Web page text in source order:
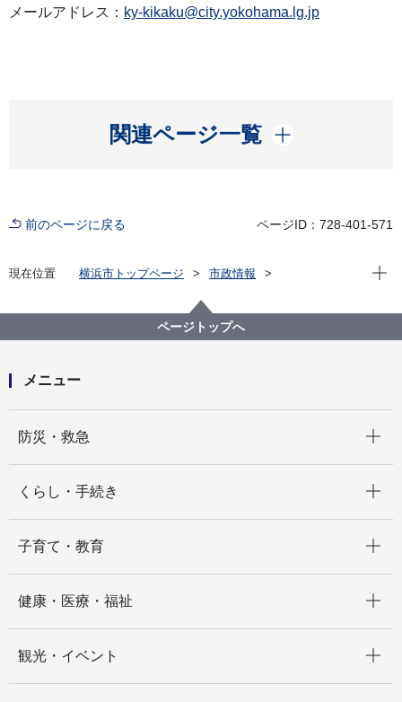
メールアドレス： ky-kikaku@city.yokohama.lg.jp
関連ページ一覧
開く
前のページに戻る ページID：728-401-571
現在位置 横浜市トップページ
市政情報
記者発表 2022年度
熱い思いを発信します！「よこはま子ども国際平和ス
ピーチコンテスト」開催！
現在
ページトップへ
メニュー
防災・救急
くらし・手続き
子育て・教育
健康・医療・福祉
観光・イベント